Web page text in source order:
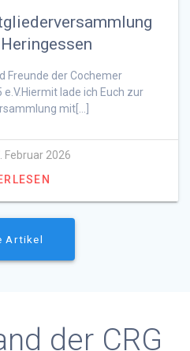
Freunde der Cochemer
lade ich Euch zur
mit[…]
Februar 2026
Artikel
der CRG